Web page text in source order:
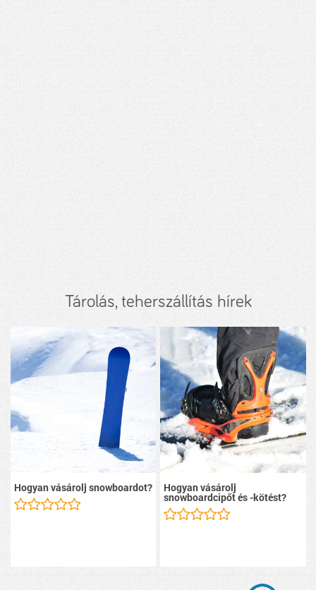
Tárolás, teherszállítás hírek
Hogyan vásárolj snowboardot? Hogyan vásárolj
snowboardcipőt és -kötést?